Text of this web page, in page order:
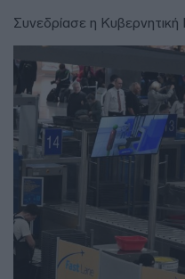
Συνεδρίασε η Κυβερνητική